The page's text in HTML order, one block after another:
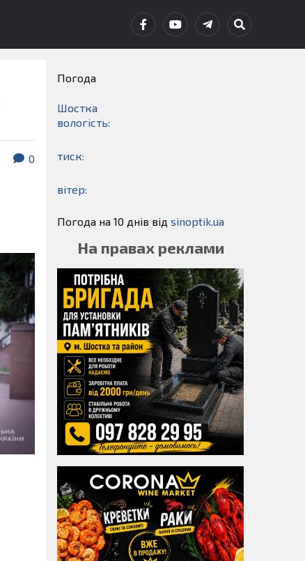
0
Погода
Шостка
вологість:
тиск:
вітер:
Погода на 10 днів від sinoptik.ua
На правах реклами